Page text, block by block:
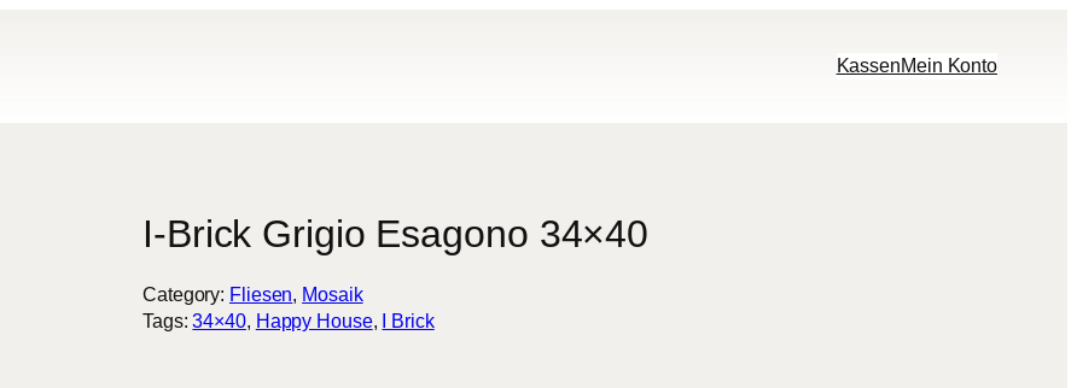
KassenMein Konto
I-Brick Grigio Esagono 34×40
Category: Fliesen, Mosaik
Tags:34×40, Happy House,
I Brick